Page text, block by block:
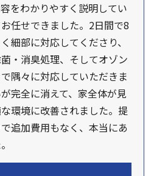
をわかりやすく説明してい
任せできました。2日間で8
細部に対応してくださり、
・消臭処理、そしてオゾン
隅々に対応していただきま
完全に消えて、家全体が見
環境に改善されました。提
追加費用もなく、本当にあ